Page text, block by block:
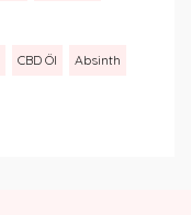
CBD Öl Absinth